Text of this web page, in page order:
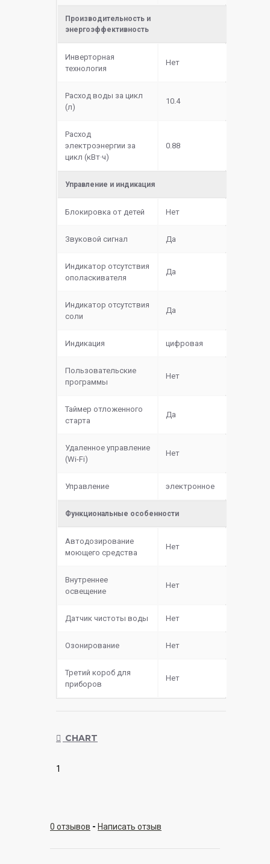
Производительность и
энергоэффективность
Инверторная
технология
Нет
Расход воды за цикл
(л)
10.4
Расход
электроэнергии за
цикл (кВт·ч)
0.88
Управление и индикация
Блокировка от детей Нет
Звуковой сигнал Да
Индикатор отсутствия
ополаскивателя
Да
Индикатор отсутствия
соли
Да
Индикация цифровая
Пользовательские
программы
Нет
Таймер отложенного
старта
Да
Удаленное управление
(Wi-Fi)
Нет
Управление электронное
Функциональные особенности
Автодозирование
моющего средства
Нет
Внутреннее
освещение
Нет
Датчик чистоты воды Нет
Озонирование Нет
Третий короб для
приборов
Нет
CHART
1
0 отзывов - Написать отзыв